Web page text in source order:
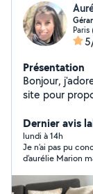
Paris
Présentation
Bonjour,
site pour
dans ma vie.
chez moi pour
Dernier avis
lundi à 14h
Je n’ai pas pu
d’aurélie Marion